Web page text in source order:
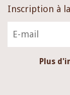
Inscription à
Plus